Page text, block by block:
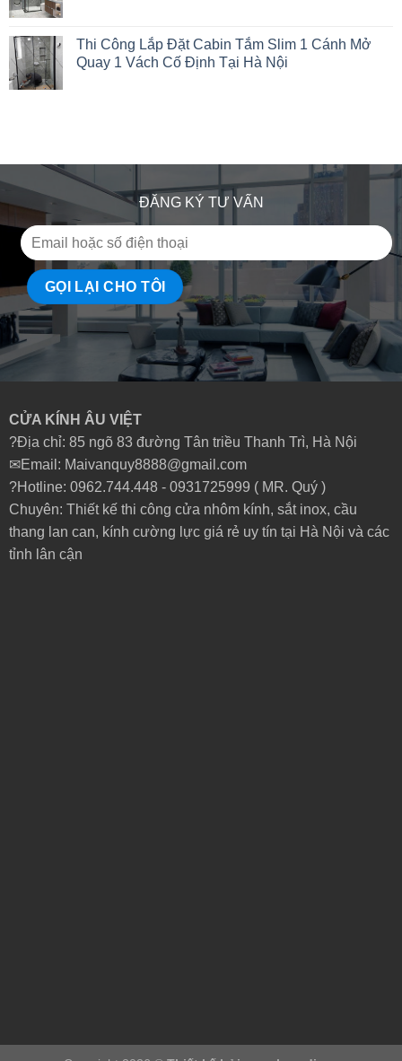
Thi Công Lắp Đặt Cabin Tắm Slim 1 Cánh Mở
Quay 1 Vách Cố Định Tại Hà Nội
ĐĂNG KÝ TƯ VẤN
CỬA KÍNH ÂU VIỆT
?Địa chỉ: 85 ngõ 83 đường Tân triều Thanh Trì, Hà Nội
✉Email: Maivanquy8888@gmail.com
?Hotline: 0962.744.448 - 0931725999 ( MR. Quý )
Chuyên: Thiết kế thi công cửa nhôm kính, sắt inox, cầu
thang lan can, kính cường lực giá rẻ uy tín tại Hà Nội và các
tỉnh lân cận